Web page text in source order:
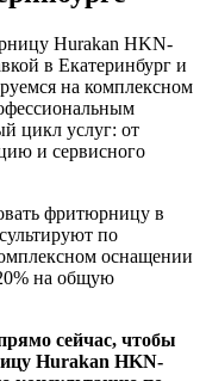
Hurakan HKN-
в Екатеринбург и
на комплексном
цикл услуг: от
и сервисного
фритюрницу в
по
оснащении
на общую
сейчас, чтобы
Hurakan HKN-